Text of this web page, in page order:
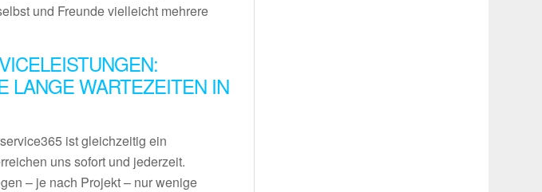
und Freunde vielleicht mehrere
LANGE WARTEZEITEN IN
ist gleichzeitig ein
uns sofort und jederzeit.
– je nach Projekt – nur wenige